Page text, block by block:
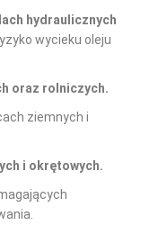
hydraulicznych
wycieku oleju
oraz rolniczych.
ziemnych i
i okrętowych.